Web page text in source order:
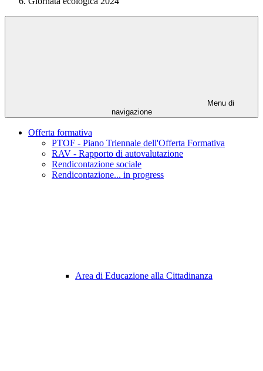
Menu di
navigazione
Offerta formativa
PTOF - Piano Triennale dell'Offerta Formativa
RAV - Rapporto di autovalutazione
Rendicontazione sociale
Rendicontazione... in progress
Area di Educazione alla Cittadinanza